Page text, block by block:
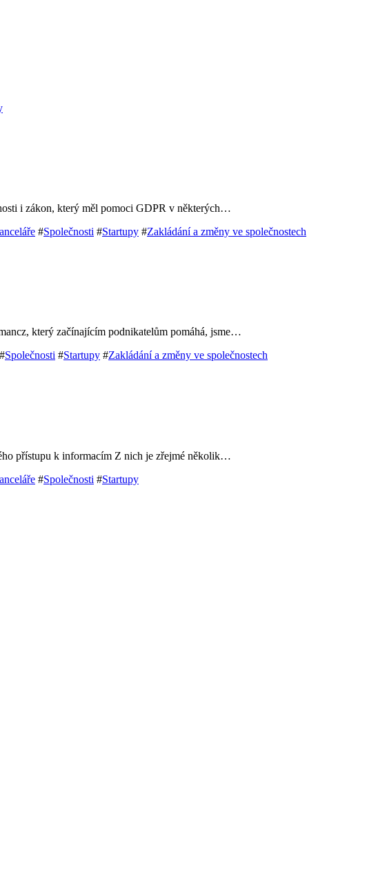
i zákon, který měl pomoci GDPR v některých…
#Společnosti #Startupy #Zakládání a změny ve společnostech
který začínajícím podnikatelům pomáhá, jsme…
#Společnosti #Startupy #Zakládání a změny ve společnostech
přístupu k informacím Z nich je zřejmé několik…
#Společnosti #Startupy